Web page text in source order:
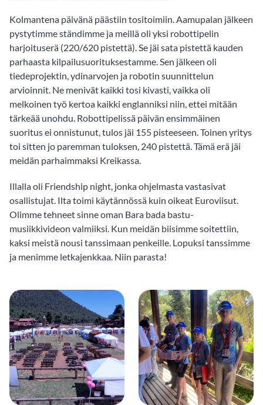
Kolmantena päivänä päästiin tositoimiin. Aamupalan jälkeen
pystytimme ständimme ja meillä oli yksi robottipelin
harjoituserä (220/620 pistettä). Se jäi sata pistettä kauden
parhaasta kilpailusuorituksestamme. Sen jälkeen oli
tiedeprojektin, ydinarvojen ja robotin suunnittelun
arvioinnit. Ne menivät kaikki tosi kivasti, vaikka oli
melkoinen työ kertoa kaikki englanniksi niin, ettei mitään
tärkeää unohdu. Robottipelissä päivän ensimmäinen
suoritus ei onnistunut, tulos jäi 155 pisteeseen. Toinen yritys
toi sitten jo paremman tuloksen, 240 pistettä. Tämä erä jäi
meidän parhaimmaksi Kreikassa.
Illalla oli Friendship night, jonka ohjelmasta vastasivat
osallistujat. Ilta toimi käytännössä kuin oikeat Euroviisut.
Olimme tehneet sinne oman Bara bada bastu-
musiikkivideon valmiiksi. Kun meidän biisimme soitettiin,
kaksi meistä nousi tanssimaan penkeille. Lopuksi tanssimme
ja menimme letkajenkkaa. Niin parasta!